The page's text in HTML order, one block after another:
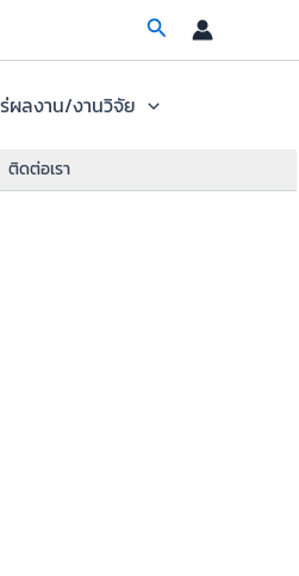
Search
ผลงาน/งานวิจัย
ติดต่อเรา